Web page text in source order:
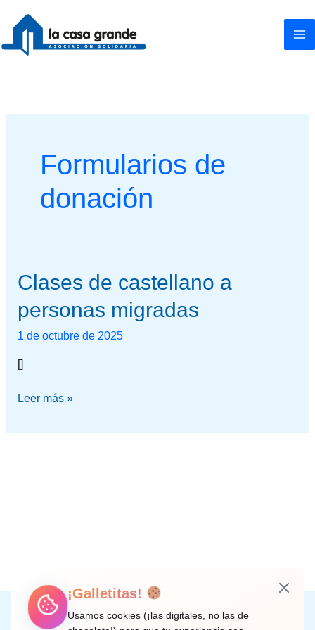
contenido
Formularios de
donación
Clases de castellano a
personas migradas
1 de octubre de 2025
[]
Clases
castellano
a
Leer más »
Instagram
Facebook
X LinkedIn
Correo electrónico
¡Galletitas!
Usamos cookies (¡las digitales, no las de